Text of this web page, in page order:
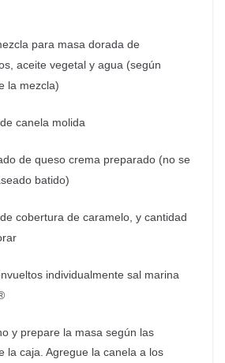
para masa dorada de
aceite vegetal y agua (según
la mezcla)
canela molida
de queso crema preparado (no se
batido)
cobertura de caramelo, y cantidad
individualmente sal marina
y prepare la masa según las
la caja. Agregue la canela a los